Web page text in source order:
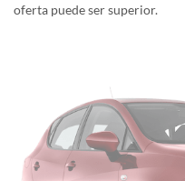
oferta puede ser superior.